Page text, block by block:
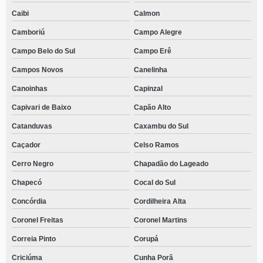
clínica particular para dependentes químicos telefone Irani
telefone de clínica para dependentes químicos mais perto de mim Gethal
contato de clínica de internação para dependente químico Erval Velho
telefone de clínica para dependentes químicos mais perto de mim
Ituporanga
clínica para dependentes químicos particular telefone Jardinópolis
clínica para menores de idade com dependência química telefone São
Francisco
clínica para dependentes químicos perto de mim Novo Horizonte
contato de clínica para dependente químico adolescente Boqueirão
clínica para dependentes químicos e alcoólatras telefone Campo Belo do
telefone de clínica particular para dependentes químicos Jaraguá do Sul
clínica para dependentes químicos telefone Tunápolis
Caibi Calmon
Camboriú Campo Alegre
Campo Belo do Sul Campo Erê
Campos Novos Canelinha
Canoinhas Capinzal
Capivari de Baixo Capão Alto
Catanduvas Caxambu do Sul
Caçador Celso Ramos
Cerro Negro Chapadão do Lageado
Chapecó Cocal do Sul
Concórdia Cordilheira Alta
Coronel Freitas Coronel Martins
Correia Pinto Corupá
Criciúma Cunha Porã